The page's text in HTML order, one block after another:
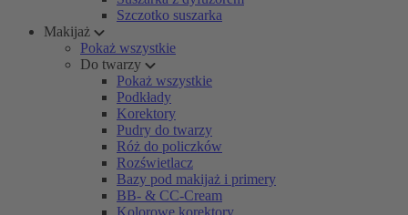
Szczotko suszarka
Makijaż
Pokaż wszystkie
Do twarzy
Pokaż wszystkie
Podkłady
Korektory
Pudry do twarzy
Róż do policzków
Rozświetlacz
Bazy pod makijaż i primery
BB- & CC-Cream
Kolorowe korektory